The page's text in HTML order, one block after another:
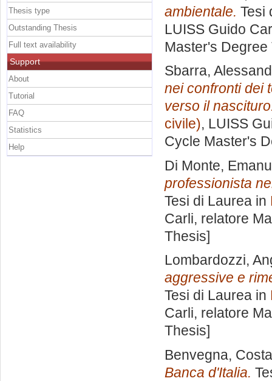
ambientale. Tesi
LUISS Guido
Master's Degree
Sbarra,
nei confronti dei
verso il
civile), LUISS
Cycle Master's
Di Monte,
professionista
Tesi di Laurea in
Carli, relatore
Thesis]
Lombardozzi,
aggressive e
Tesi di Laurea in
Carli, relatore
Thesis]
Benvegna,
Banca d'Italia.
Thesis type
Outstanding Thesis
Full text availability
Support
About
Tutorial
FAQ
Statistics
Help